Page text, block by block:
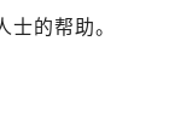
13层07室（需提
的帮助。